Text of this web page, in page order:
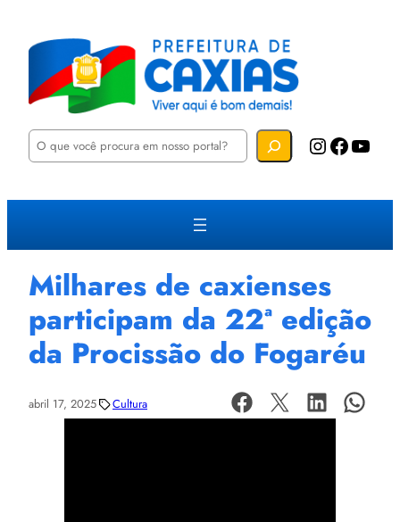
P
u
a
Instagram Facebook YouTube
Milhares de caxienses
participam da 22ª edição
da Procissão do Fogaréu
abril 17, 2025 Cultura